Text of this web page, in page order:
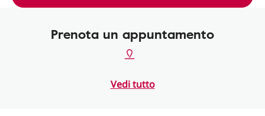
Prenota un appuntamento
Vedi tutto